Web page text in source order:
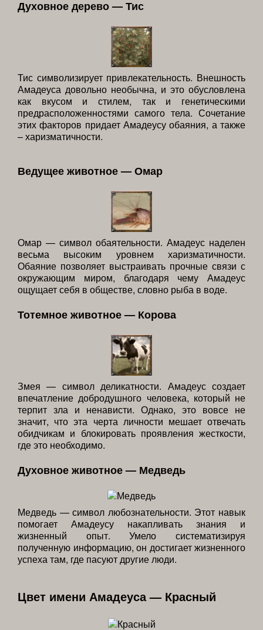
Духовное дерево — Тис
Тис символизирует привлекательность. Внешность
Амадеуса довольно необычна, и это обусловлена
как вкусом и стилем, так и генетическими
предрасположенностями самого тела. Сочетание
этих факторов придает Амадеусу обаяния, а также
– харизматичности.
Ведущее животное — Омар
Омар — символ обаятельности. Амадеус наделен
весьма высоким уровнем харизматичности.
Обаяние позволяет выстраивать прочные связи с
окружающим миром, благодаря чему Амадеус
ощущает себя в обществе, словно рыба в воде.
Тотемное животное — Корова
Змея — символ деликатности. Амадеус создает
впечатление добродушного человека, который не
терпит зла и ненависти. Однако, это вовсе не
значит, что эта черта личности мешает отвечать
обидчикам и блокировать проявления жесткости,
где это необходимо.
Духовное животное — Медведь
Медведь — символ любознательности. Этот навык
помогает Амадеусу накапливать знания и
жизненный опыт. Умело систематизируя
полученную информацию, он достигает жизненного
успеха там, где пасуют другие люди.
Цвет имени Амадеуса — Красный